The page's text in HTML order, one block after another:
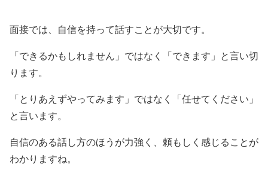
面接では、自信を持って話すことが大切です。
「できるかもしれません」ではなく「できます」と言い切
ります。
「とりあえずやってみます」ではなく「任せてください」
と言います。
自信のある話し方のほうが力強く、頼もしく感じることが
わかりますね。